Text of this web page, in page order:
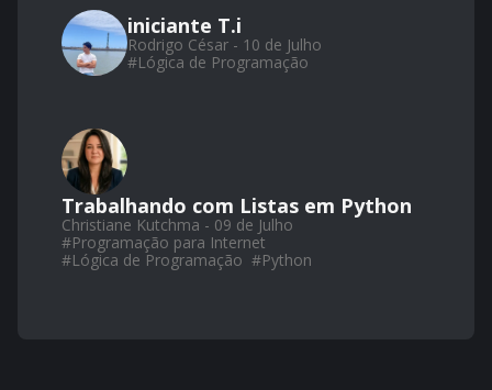
iniciante T.i
Rodrigo César - 10 de Julho
#Lógica de Programação
Trabalhando com Listas em Python
Christiane Kutchma - 09 de Julho
#Programação para Internet
#Lógica de Programação #Python